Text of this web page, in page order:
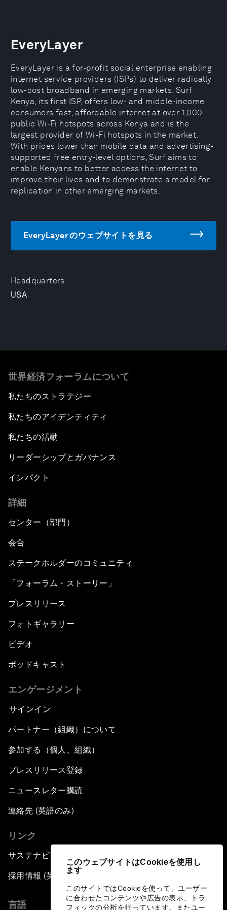
このウェブサイトはCookieを使用し
ます
このサイトではCookieを使って、ユーザー
に合わせたコンテンツや広告の表示、トラ
フィックの分析を行っています。またユー
Headquarters
USA
EveryLayer
EveryLayer is a for-profit social enterprise enabling
internet service providers (ISPs) to deliver radically
low-cost broadband in emerging markets. Surf
Kenya, its first ISP, offers low- and middle-income
consumers fast, affordable internet at over 1,000
public Wi-Fi hotspots across Kenya and is the
largest provider of Wi-Fi hotspots in the market.
With prices lower than mobile data and advertising-
supported free entry-level options, Surf aims to
enable Kenyans to better access the internet to
improve their lives and to demonstrate a model for
replication in other emerging markets.
EveryLayer のウェブサイトを見る
世界経済フォーラムについて
私たちのストラテジー
私たちのアイデンティティ
私たちの活動
リーダーシップとガバナンス
インパクト
詳細
センター（部門）
会合
ステークホルダーのコミュニティ
「フォーラム・ストーリー」
プレスリリース
フォトギャラリー
ビデオ
ポッドキャスト
エンゲージメント
サインイン
パートナー（組織）について
参加する（個人、組織）
プレスリリース登録
ニュースレター購読
連絡先 (英語のみ)
リンク
サステナビリティへの取り組み
採用情報 (英語のみ)
言語